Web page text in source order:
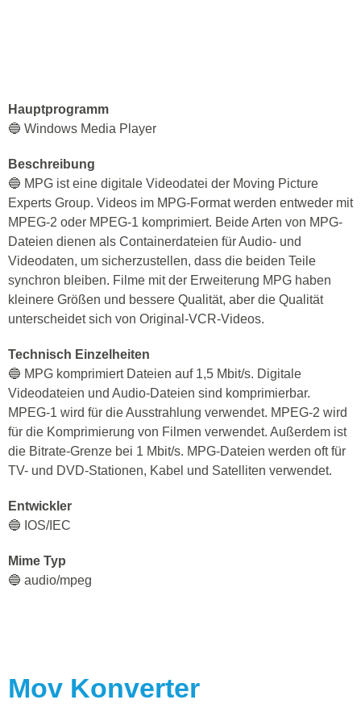
Hauptprogramm
🔵 Windows Media Player
Beschreibung
🔵 MPG ist eine digitale Videodatei der Moving Picture
Experts Group. Videos im MPG-Format werden entweder mit
MPEG-2 oder MPEG-1 komprimiert. Beide Arten von MPG-
Dateien dienen als Containerdateien für Audio- und
Videodaten, um sicherzustellen, dass die beiden Teile
synchron bleiben. Filme mit der Erweiterung MPG haben
kleinere Größen und bessere Qualität, aber die Qualität
unterscheidet sich von Original-VCR-Videos.
Technisch Einzelheiten
🔵 MPG komprimiert Dateien auf 1,5 Mbit/s. Digitale
Videodateien und Audio-Dateien sind komprimierbar.
MPEG-1 wird für die Ausstrahlung verwendet. MPEG-2 wird
für die Komprimierung von Filmen verwendet. Außerdem ist
die Bitrate-Grenze bei 1 Mbit/s. MPG-Dateien werden oft für
TV- und DVD-Stationen, Kabel und Satelliten verwendet.
Entwickler
🔵 IOS/IEC
Mime Typ
🔵 audio/mpeg
Mov Konverter